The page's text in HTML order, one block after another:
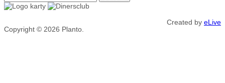
Copyright © 2026 Planto.
Created by eLive